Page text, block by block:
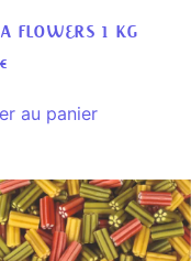
FLOWERS 1 KG
€
au panier